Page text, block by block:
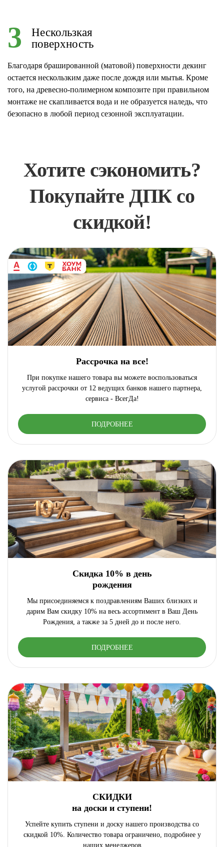
3
Нескользкая
поверхность
Благодаря брашированной (матовой) поверхности декинг
остается нескользким даже после дождя или мытья. Кроме
того, на древесно-полимерном композите при правильном
монтаже не скапливается вода и не образуется наледь, что
безопасно в любой период сезонной эксплуатации.
Хотите сэкономить?
Покупайте ДПК со
скидкой!
Рассрочка на все!
При покупке нашего товара вы можете воспользоваться
услугой рассрочки от 12 ведущих банков нашего партнера,
сервиса - ВсегДа!
ПОДРОБНЕЕ
Скидка 10% в день
рождения
Мы присоединяемся к поздравлениям Ваших близких и
дарим Вам скидку 10% на весь ассортимент в Ваш День
Рождения, а также за 5 дней до и после него.
ПОДРОБНЕЕ
СКИДКИ
на доски и ступени!
Успейте купить ступени и доску нашего производства со
скидкой 10%. Количество товара ограничено, подробнее у
наших менеджеров